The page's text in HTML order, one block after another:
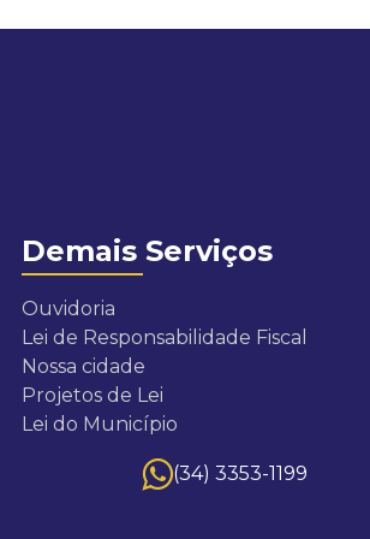
Demais Serviços
Ouvidoria
Lei de Responsabilidade Fiscal
Nossa cidade
Projetos de Lei
Lei do Município
(34) 3353-1199